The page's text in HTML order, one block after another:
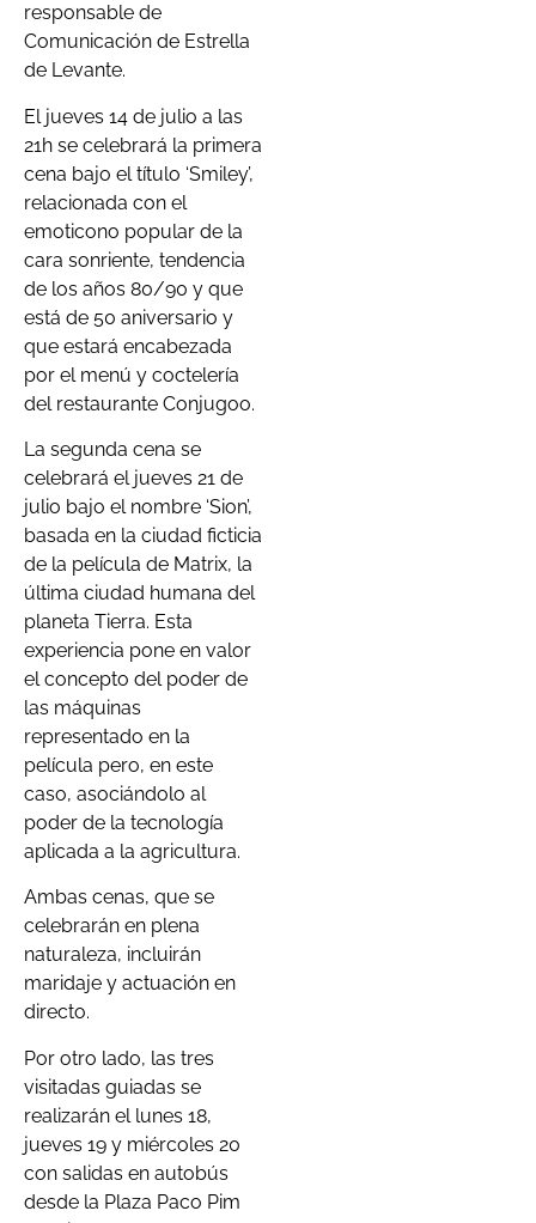
responsable de
Comunicación de Estrella
de Levante.
El jueves 14 de julio a las
21h se celebrará la primera
cena bajo el título ‘Smiley’,
relacionada con el
emoticono popular de la
cara sonriente, tendencia
de los años 80/90 y que
está de 50 aniversario y
que estará encabezada
por el menú y coctelería
del restaurante Conjugoo.
La segunda cena se
celebrará el jueves 21 de
julio bajo el nombre ‘Sion’,
basada en la ciudad ficticia
de la película de Matrix, la
última ciudad humana del
planeta Tierra. Esta
experiencia pone en valor
el concepto del poder de
las máquinas
representado en la
película pero, en este
caso, asociándolo al
poder de la tecnología
aplicada a la agricultura.
Ambas cenas, que se
celebrarán en plena
naturaleza, incluirán
maridaje y actuación en
directo.
Por otro lado, las tres
visitadas guiadas se
realizarán el lunes 18,
jueves 19 y miércoles 20
con salidas en autobús
desde la Plaza Paco Pim